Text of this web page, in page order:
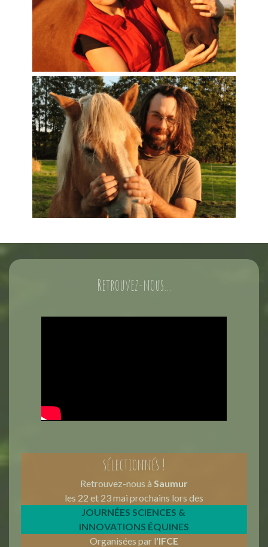
Retrouvez-nous...
sélectionnés !
Retrouvez-nous à Saumur
les 22 et 23 mai prochains lors des
JOURNÉES SCIENCES &
INNOVATIONS ÉQUINES
Organisées par l'IFCE